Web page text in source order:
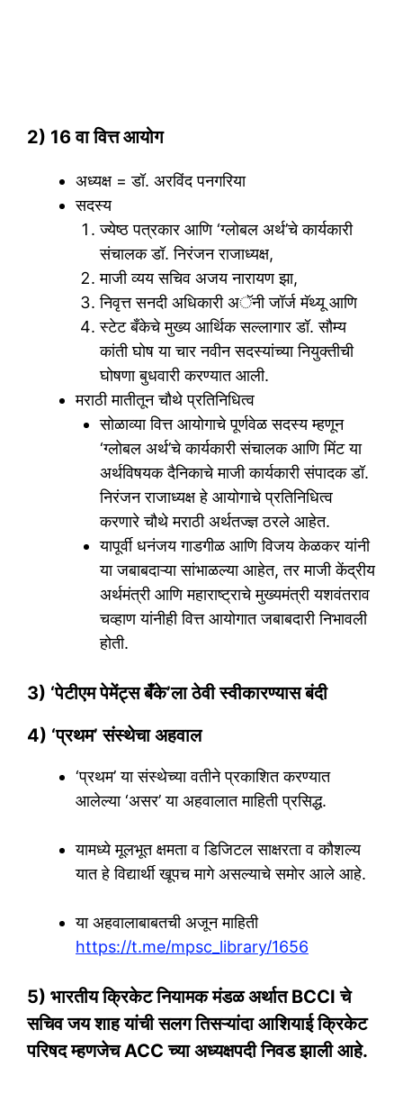
2) 16 वा वित्त आयोग
अध्यक्ष = डॉ. अरविंद पनगरिया
सदस्य
ज्येष्ठ पत्रकार आणि ‘ग्लोबल अर्थ’चे कार्यकारी
संचालक डॉ. निरंजन राजाध्यक्ष,
माजी व्यय सचिव अजय नारायण झा,
निवृत्त सनदी अधिकारी अॅनी जॉर्ज मॅथ्यू आणि
स्टेट बँकेचे मुख्य आर्थिक सल्लागार डॉ. सौम्य
कांती घोष या चार नवीन सदस्यांच्या नियुक्तीची
घोषणा बुधवारी करण्यात आली.
मराठी मातीतून चौथे प्रतिनिधित्व
सोळाव्या वित्त आयोगाचे पूर्णवेळ सदस्य म्हणून
‘ग्लोबल अर्थ’चे कार्यकारी संचालक आणि मिंट या
अर्थविषयक दैनिकाचे माजी कार्यकारी संपादक डॉ.
निरंजन राजाध्यक्ष हे आयोगाचे प्रतिनिधित्व
करणारे चौथे मराठी अर्थतज्ज्ञ ठरले आहेत.
यापूर्वी धनंजय गाडगीळ आणि विजय केळकर यांनी
या जबाबदाऱ्या सांभाळल्या आहेत, तर माजी केंद्रीय
अर्थमंत्री आणि महाराष्ट्राचे मुख्यमंत्री यशवंतराव
चव्हाण यांनीही वित्त आयोगात जबाबदारी निभावली
होती.
3) ‘पेटीएम पेमेंट्स बँके’ला ठेवी स्वीकारण्यास बंदी
4) ‘प्रथम’ संस्थेचा अहवाल
‘प्रथम’ या संस्थेच्या वतीने प्रकाशित करण्यात
आलेल्या ‘असर’ या अहवालात माहिती प्रसिद्ध.
यामध्ये मूलभूत क्षमता व डिजिटल साक्षरता व कौशल्य
यात हे विद्यार्थी खूपच मागे असल्याचे समोर आले आहे.
या अहवालाबाबतची अजून माहिती
https://t.me/mpsc_library/1656
5) भारतीय क्रिकेट नियामक मंडळ अर्थात BCCI चे
सचिव जय शाह यांची सलग तिसऱ्यांदा आशियाई क्रिकेट
परिषद म्हणजेच ACC च्या अध्यक्षपदी निवड झाली आहे.